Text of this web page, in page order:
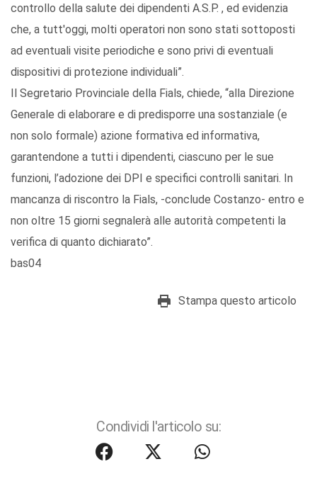
controllo della salute dei dipendenti A.S.P. , ed evidenzia
che, a tutt'oggi, molti operatori non sono stati sottoposti
ad eventuali visite periodiche e sono privi di eventuali
dispositivi di protezione individuali”.
Il Segretario Provinciale della Fials, chiede, “alla Direzione
Generale di elaborare e di predisporre una sostanziale (e
non solo formale) azione formativa ed informativa,
garantendone a tutti i dipendenti, ciascuno per le sue
funzioni, l’adozione dei DPI e specifici controlli sanitari. In
mancanza di riscontro la Fials, -conclude Costanzo- entro e
non oltre 15 giorni segnalerà alle autorità competenti la
verifica di quanto dichiarato”.
bas04
Stampa questo articolo
Condividi l'articolo su: